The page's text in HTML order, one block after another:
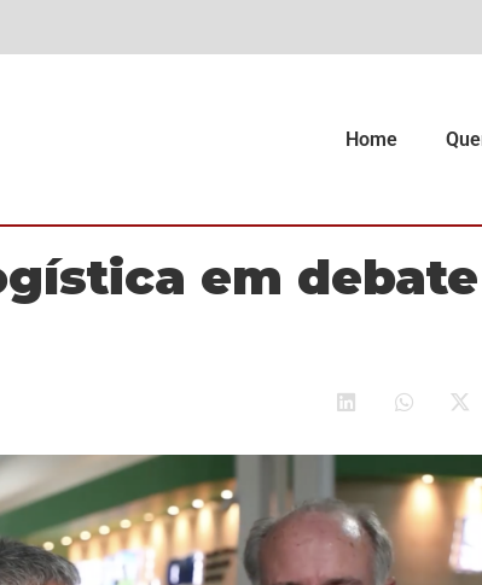
Home
em